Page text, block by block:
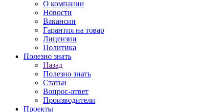
О компании
Новости
Вакансии
Гарантия на товар
Лицензии
Политика
Полезно знать
Назад
Полезно знать
Статьи
Вопрос-ответ
Производители
Проекты